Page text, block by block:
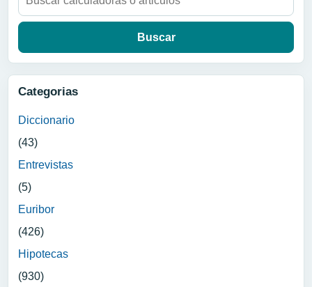
Categorias
Diccionario
(43)
Entrevistas
(5)
Euribor
(426)
Hipotecas
(930)